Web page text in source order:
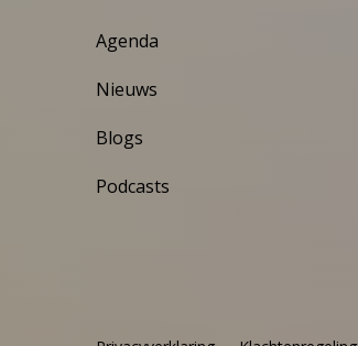
Agenda
Nieuws
Blogs
Podcasts